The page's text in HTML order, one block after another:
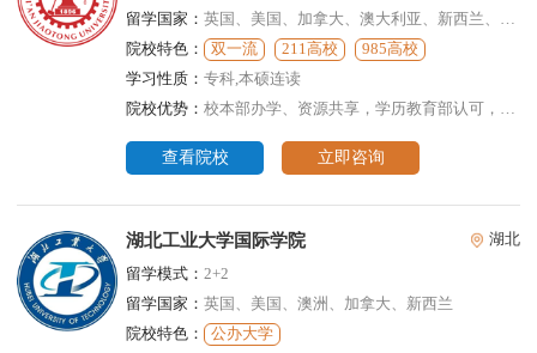
留学国家： 英国、美国、加拿大、澳大利亚、新西兰、马来西亚
院校特色：
双一流 211高校
985高校
学习性质： 专科,本硕连读
院校优势： 校本部办学、资源共享，学历教育部认可，国外签约院校保障
查看院校 立即咨询
湖北工业大学国际学院 湖北
留学模式： 2+2
留学国家： 英国、美国、澳洲、加拿大、新西兰
院校特色：
公办大学